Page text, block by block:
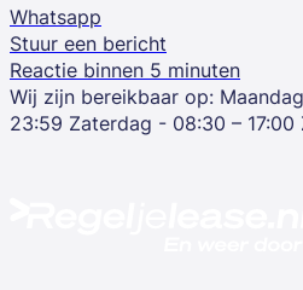
Whatsapp
Stuur een bericht
Reactie binnen 5 minuten
Wij zijn bereikbaar op:
23:59 Zaterdag - 08:30 – 17:00